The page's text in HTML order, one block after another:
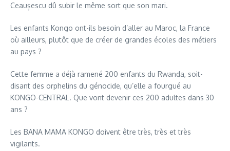
Ceaușescu dû subir le même sort que son mari.
Les enfants Kongo ont-ils besoin d’aller au Maroc, la France
où ailleurs, plutôt que de créer de grandes écoles des métiers
au pays ?
Cette femme a déjà ramené 200 enfants du Rwanda, soit-
disant des orphelins du génocide, qu’elle a fourgué au
KONGO-CENTRAL. Que vont devenir ces 200 adultes dans 30
ans ?
Les BANA MAMA KONGO doivent être très, très et très
vigilants.